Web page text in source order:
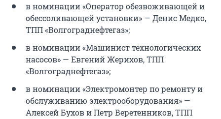
в номинации «Оператор обезвоживающей и
обессоливающей установки» — Денис Медко,
ТПП «Волгограднефтегаз»;
в номинации «Машинист технологических
насосов» — Евгений Жерихов, ТПП
«Волгограднефтегаз»;
в номинации «Электромонтер по ремонту и
обслуживанию электрооборудования» —
Алексей Бухов и Петр Веретенников, ТПП